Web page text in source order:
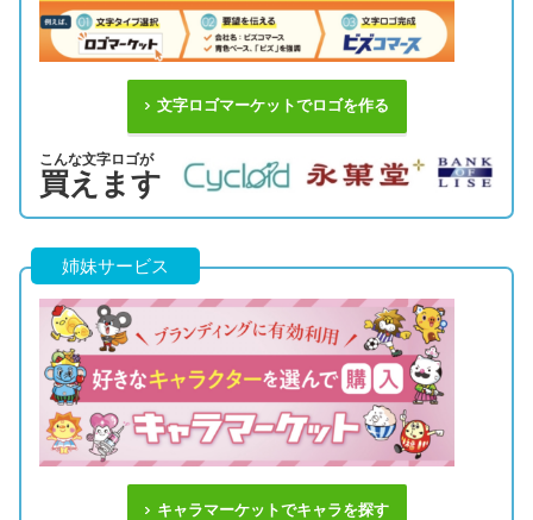
文字ロゴマーケットでロゴを作る
こんな文字ロゴが
買えます
姉妹サービス
キャラマーケットでキャラを探す